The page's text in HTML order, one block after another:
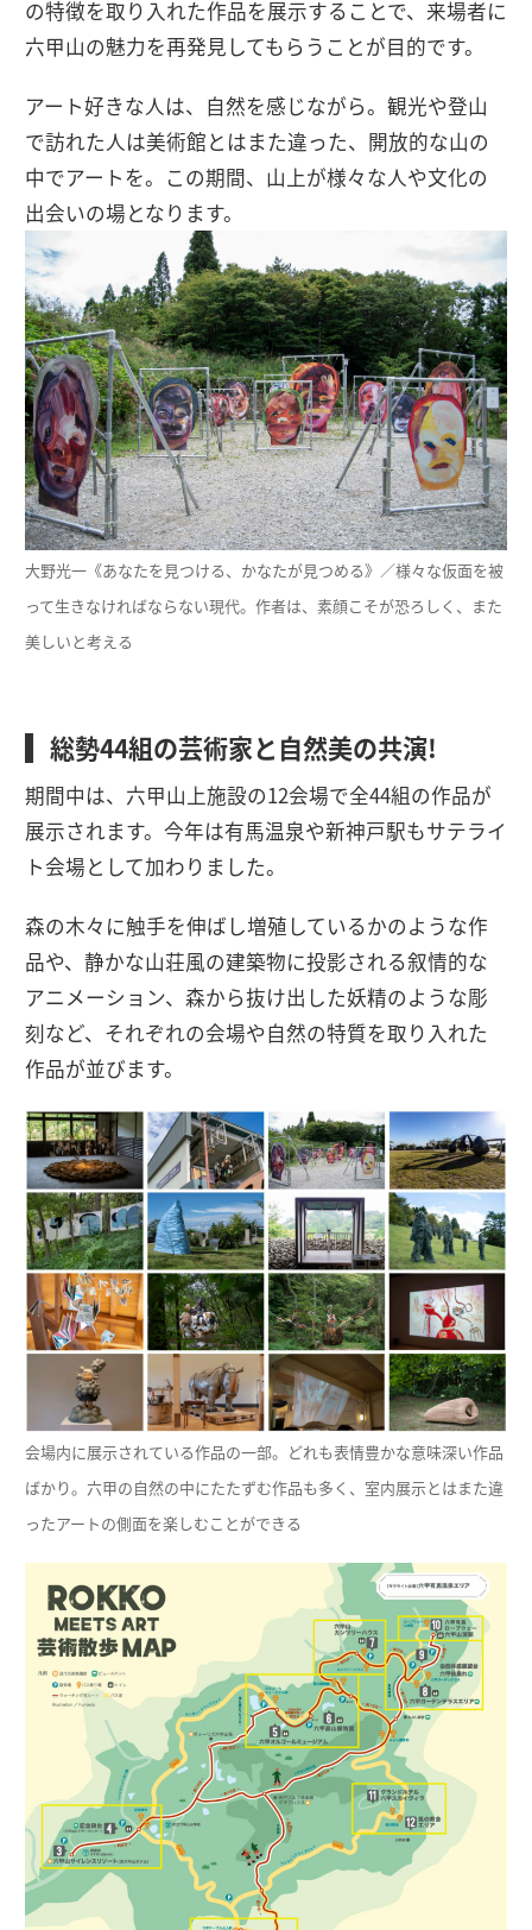
の特徴を取り入れた作品を展示することで、来場者に
六甲山の魅力を再発見してもらうことが目的です。
アート好きな人は、自然を感じながら。観光や登山
で訪れた人は美術館とはまた違った、開放的な山の
中でアートを。この期間、山上が様々な人や文化の
出会いの場となります。
大野光一《あなたを見つける、かなたが見つめる》／様々な仮面を被
って生きなければならない現代。作者は、素顔こそが恐ろしく、また
美しいと考える
総勢44組の芸術家と自然美の共演!
期間中は、六甲山上施設の12会場で全44組の作品が
展示されます。今年は有馬温泉や新神戸駅もサテライ
ト会場として加わりました。
森の木々に触手を伸ばし増殖しているかのような作
品や、静かな山荘風の建築物に投影される叙情的な
アニメーション、森から抜け出した妖精のような彫
刻など、それぞれの会場や自然の特質を取り入れた
作品が並びます。
会場内に展示されている作品の一部。どれも表情豊かな意味深い作品
ばかり。六甲の自然の中にたたずむ作品も多く、室内展示とはまた違
ったアートの側面を楽しむことができる